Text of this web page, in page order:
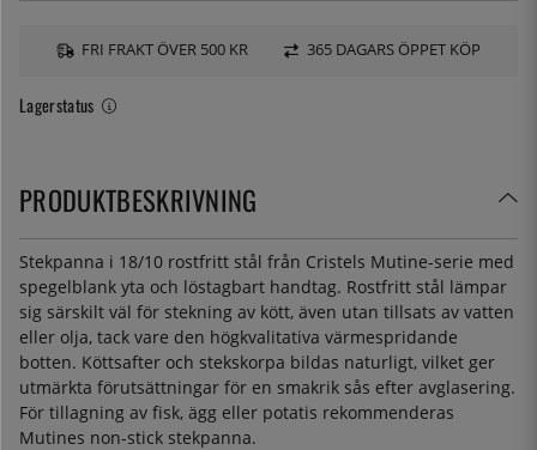
Lagerstatus
FRI FRAKT ÖVER 500 KR 365 DAGARS ÖPPET KÖP
PRODUKTBESKRIVNING
Stekpanna i 18/10 rostfritt stål från Cristels Mutine-serie med
spegelblank yta och löstagbart handtag. Rostfritt stål lämpar
sig särskilt väl för stekning av kött, även utan tillsats av vatten
eller olja, tack vare den högkvalitativa värmespridande
botten. Köttsafter och stekskorpa bildas naturligt, vilket ger
utmärkta förutsättningar för en smakrik sås efter avglasering.
För tillagning av fisk, ägg eller potatis rekommenderas
Mutines non-stick stekpanna.